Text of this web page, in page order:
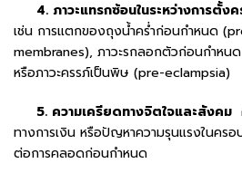
4. ภาวะแทรกซ้อนในระหว่างการตั้ง
เช่น การแตกของถุงน้ำคร่ำก่อนกำหนด
membranes), ภาวะรกลอกตัวก่อนกำห
หรือภาวะครรภ์เป็นพิษ (pre-eclampsia)
5. ความเครียดทางจิตใจและสังคม
ทางการเงิน หรือปัญหาความรุนแรงในครอ
ต่อการคลอดก่อนกำหนด